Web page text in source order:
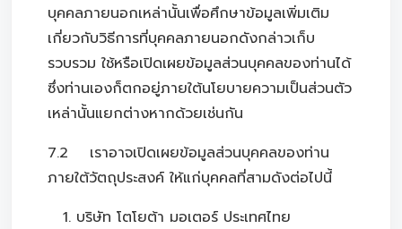
บุคคลภายนอกเหล่านั้นเพื่อศึกษาข้อมูลเพิ่มเติม
เกี่ยวกับวิธีการที่บุคคลภายนอกดังกล่าวเก็บ
รวบรวม ใช้หรือเปิดเผยข้อมูลส่วนบุคคลของท่านได้
ซึ่งท่านเองก็ตกอยู่ภายใต้นโยบายความเป็นส่วนตัว
เหล่านั้นแยกต่างหากด้วยเช่นกัน
7.2 เราอาจเปิดเผยข้อมูลส่วนบุคคลของท่าน
ภายใต้วัตถุประสงค์ ให้แก่บุคคลที่สามดังต่อไปนี้
บริษัท โตโยต้า มอเตอร์ ประเทศไทย